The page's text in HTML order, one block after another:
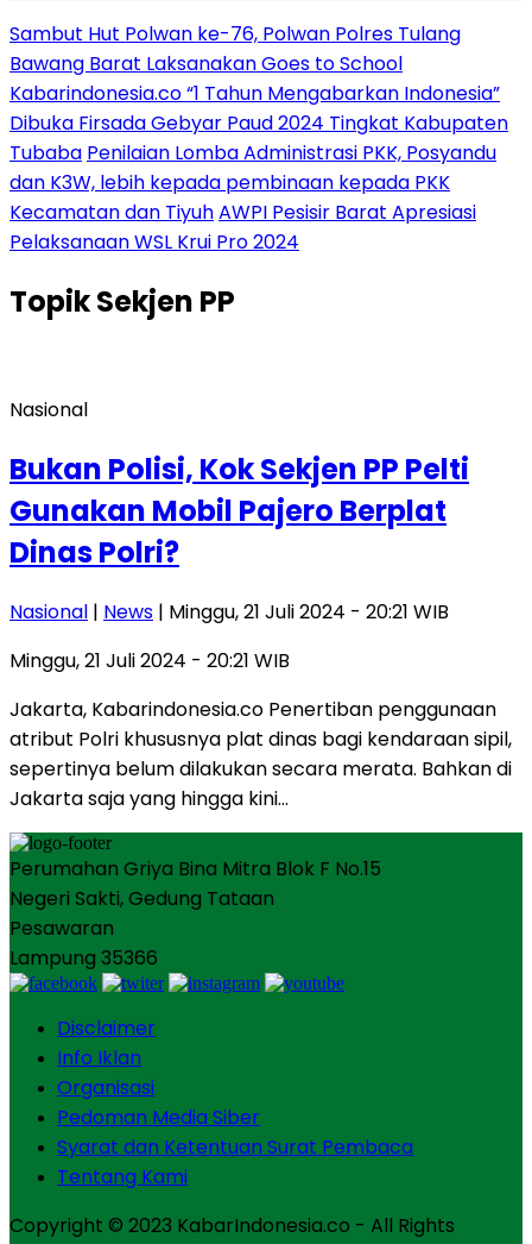
Sambut Hut Polwan ke-76, Polwan Polres Tulang
Bawang Barat Laksanakan Goes to School
Kabarindonesia.co “1 Tahun Mengabarkan Indonesia”
Dibuka Firsada Gebyar Paud 2024 Tingkat Kabupaten
Tubaba Penilaian Lomba Administrasi PKK, Posyandu
dan K3W, lebih kepada pembinaan kepada PKK
Kecamatan dan TiyuhAWPI Pesisir Barat Apresiasi
Pelaksanaan WSL Krui Pro 2024
TopikSekjen PP
Nasional
Bukan Polisi, Kok Sekjen PP Pelti
Gunakan Mobil Pajero Berplat
Dinas Polri?
Nasional | News | Minggu, 21 Juli 2024 - 20:21 WIB
Minggu, 21 Juli 2024 - 20:21 WIB
Jakarta, Kabarindonesia.co Penertiban penggunaan
atribut Polri khususnya plat dinas bagi kendaraan sipil,
sepertinya belum dilakukan secara merata. Bahkan di
Jakarta saja yang hingga kini…
Perumahan Griya Bina Mitra Blok F No.15
Negeri Sakti, Gedung Tataan
Pesawaran
Lampung 35366
Disclaimer
Info Iklan
Organisasi
Pedoman Media Siber
Syarat dan Ketentuan Surat Pembaca
Tentang Kami
Copyright © 2023 KabarIndonesia.co - All Rights